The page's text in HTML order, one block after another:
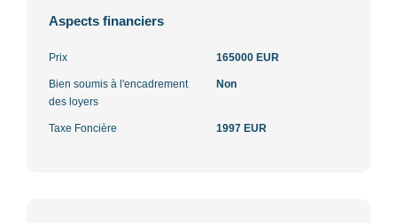
Aspects financiers
Prix 165000 EUR
Bien soumis à l'encadrement
des loyers
Non
Taxe Foncière 1997 EUR